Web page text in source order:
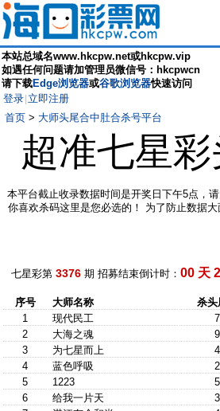
本站总域名www.hkcpw.net或hkcpw.vip
如遇任何问题请加管理员微信号：hkcpwcn
请下载Edge浏览器或谷歌浏览器快速访问
登录 立即注册
首页 > 大师头尾合中肚合杀号平台
超准七星
本平台截止收录数据时间是开奖日下午5点，
你喜欢杀码这里是您必选的！ 为了防止数据
七星彩第 3376 期 招募结束倒计时： 00 天
序号 大师名称 杀头
1
现代民工 7
2
大海之魂 9
3
为七星而上 4
4
蓝色呼吸 2
5
1223 5
6
给我一片天 3